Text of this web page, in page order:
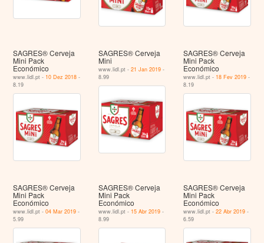
SAGRES® Cerveja
Mini Pack
Económico
www.lidl.pt - 10 Dez 2018 -
8.19
SAGRES® Cerveja
Mini
www.lidl.pt - 21 Jan 2019-
8.99
SAGRES® Cerveja
Mini Pack
Económico
www.lidl.pt - 18 Fev 2019 -
8.19
SAGRES® Cerveja
Mini Pack
Económico
www.lidl.pt -04 Mar 2019 -
5.99
SAGRES® Cerveja
Mini Pack
Económico
www.lidl.pt - 15 Abr 2019-
8.99
SAGRES® Cerveja
Mini Pack
Económico
www.lidl.pt -22 Abr 2019 -
6.59